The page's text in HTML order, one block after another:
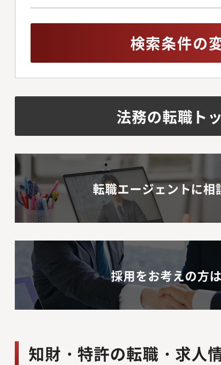
検索条件の
法務の転職ト
転職エージェントに相
採用をお考えの方
知財・特許の転職・求人